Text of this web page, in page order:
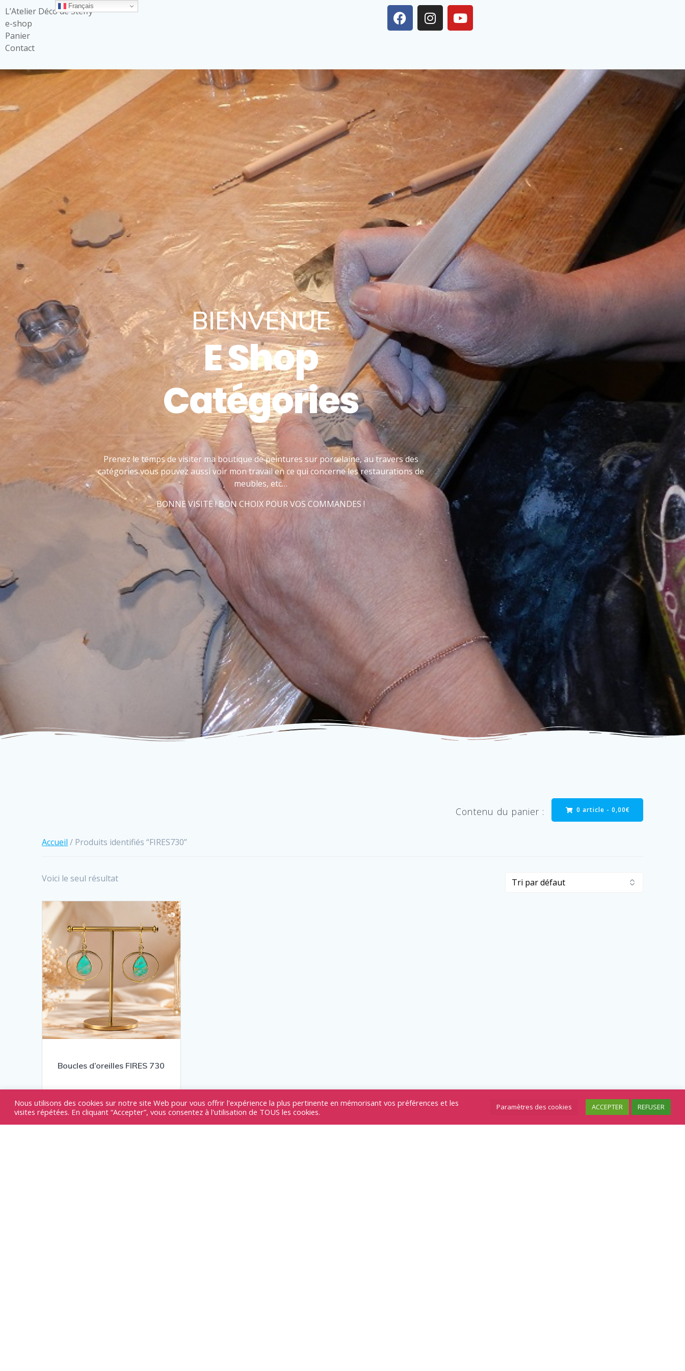
L’Atelier Déco de Steffy
e-shop
Panier
Contact
BIENVENUE
E Shop
Catégories
Prenez le temps de visiter ma boutique de peintures sur porcelaine, au travers des
catégories vous pouvez aussi voir mon travail en ce qui concerne les restaurations de
meubles, etc…
BONNE VISITE ! BON CHOIX POUR VOS COMMANDES !
Contenu du panier : 0 article - 0,00€
Accueil / Produits identifiés “FIRES730”
Voici le seul résultat
Boucles d’oreilles FIRES 730
20,00€
Boucles d'oreilles,Créations
Nous utilisons des cookies sur notre site Web pour vous offrir l'expérience la plus pertinente en mémorisant vos préférences et les
visites répétées. En cliquant “Accepter”, vous consentez à l'utilisation de TOUS les cookies.
Paramètres des cookies ACCEPTER REFUSER
Français